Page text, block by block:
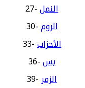
27-النمل
30-الروم
33-الأحزاب
36-يس
39-الزمر